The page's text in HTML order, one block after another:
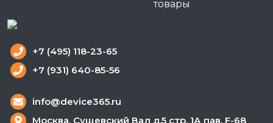
товары
+7 (495) 118-23-65
+7 (931) 640-85-56
info@device365.ru
Москва, Сущевский Вал д.5 стр. 1А пав. F-68